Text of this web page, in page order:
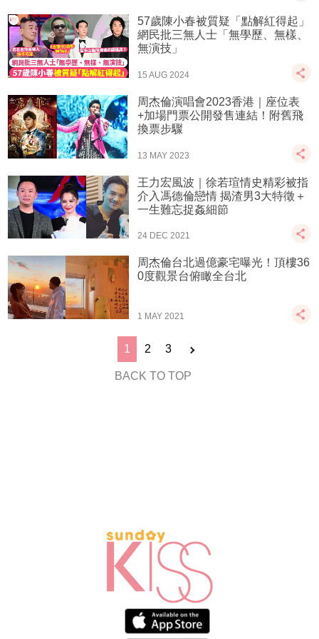
57歲陳小春被質疑「點解紅得起」
網民批三無人士「無學歷、無樣、
無演技」
15 AUG 2024
周杰倫演唱會2023香港｜座位表
+加場門票公開發售連結！附舊飛
換票步驟
13 MAY 2023
王力宏風波｜徐若瑄情史精彩被指
介入馮德倫戀情 揭渣男3大特徵＋
一生難忘捉姦細節
24 DEC 2021
周杰倫台北過億豪宅曝光！頂樓36
0度觀景台俯瞰全台北
1 MAY 2021
1 2 3
BACK TO TOP